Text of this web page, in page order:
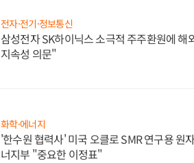
전자·전기·정보통신
삼성전자 SK하이닉스 소극적 주주환원에 해
지속성 의문"
화학·에너지
'한수원 협력사' 미국 오클로 SMR 연구용 원
너지부 "중요한 이정표"